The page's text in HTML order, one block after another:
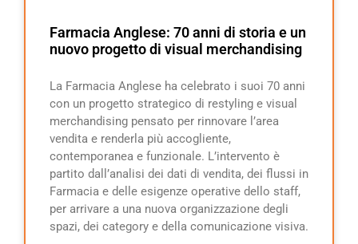
Farmacia Anglese: 70 anni di storia e un
nuovo progetto di visual merchandising
La Farmacia Anglese ha celebrato i suoi 70 anni
con un progetto strategico di restyling e visual
merchandising pensato per rinnovare l’area
vendita e renderla più accogliente,
contemporanea e funzionale. L’intervento è
partito dall’analisi dei dati di vendita, dei flussi in
Farmacia e delle esigenze operative dello staff,
per arrivare a una nuova organizzazione degli
spazi, dei category e della comunicazione visiva.